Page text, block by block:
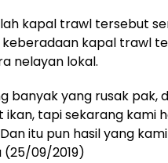
kapal trawl tersebut
keberadaan kapal trawl
nelayan lokal.
banyak yang rusak
tapi sekarang kami
itu pun hasil yang
(25/09/2019)